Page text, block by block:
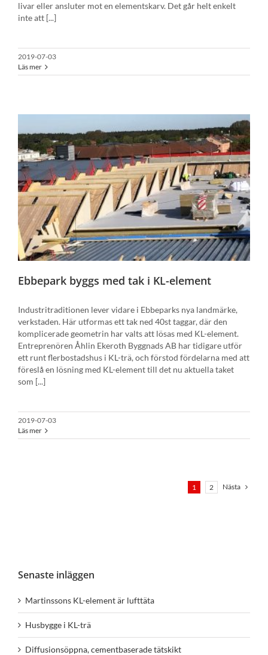
livar eller ansluter mot en elementskarv. Det går helt enkelt
inte att [...]
2019-07-03
Läs mer
Ebbepark byggs med tak i KL-element
Industritraditionen lever vidare i Ebbeparks nya landmärke,
verkstaden. Här utformas ett tak ned 40st taggar, där den
komplicerade geometrin har valts att lösas med KL-element.
Entreprenören Åhlin Ekeroth Byggnads AB har tidigare utför
ett runt flerbostadshus i KL-trä, och förstod fördelarna med att
föreslå en lösning med KL-element till det nu aktuella taket
som [...]
2019-07-03
Läs mer
1 2 Nästa
Senaste inläggen
Martinssons KL-element är lufttäta
Husbygge i KL-trä
Diffusionsöppna, cementbaserade tätskikt